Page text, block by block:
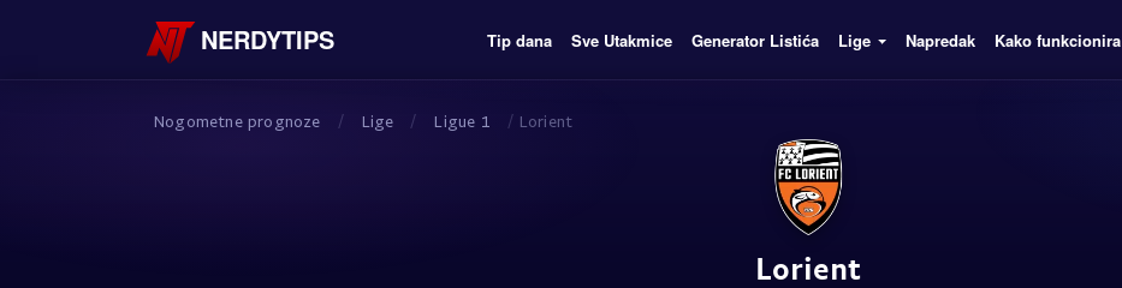
NERDYTIPS Tip dana Sve Utakmice Generator Listića Lige Napredak Kako funkcionira
Nogometne prognoze / Lige / Ligue 1 / Lorient
Lorient